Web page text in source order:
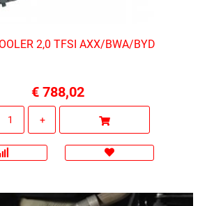
2,0 TFSI AXX/BWA/BYD
€ 788,02